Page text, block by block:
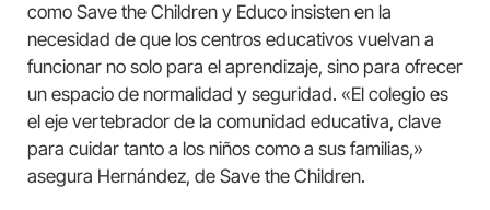
como Save the Children y Educo insisten en la
necesidad de que los centros educativos vuelvan a
funcionar no solo para el aprendizaje, sino para ofrecer
un espacio de normalidad y seguridad. «El colegio es
el eje vertebrador de la comunidad educativa, clave
para cuidar tanto a los niños como a sus familias,»
asegura Hernández, de Save the Children.